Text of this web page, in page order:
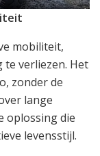
mobiliteit,
verliezen. Het
zonder de
lange
oplossing die
levensstijl.